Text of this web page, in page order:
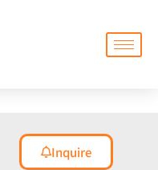
Inquire